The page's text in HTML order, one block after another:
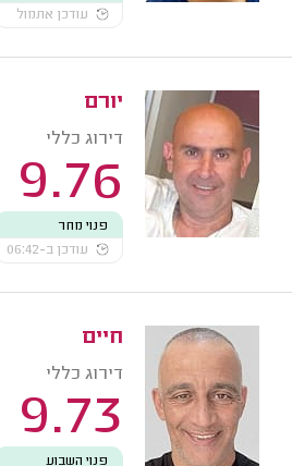
עודכן אתמול
יורם
דירוג כללי
9.76
פנוי מחר
עודכן ב-06:42
חיים
דירוג כללי
9.73
פנוי השבוע